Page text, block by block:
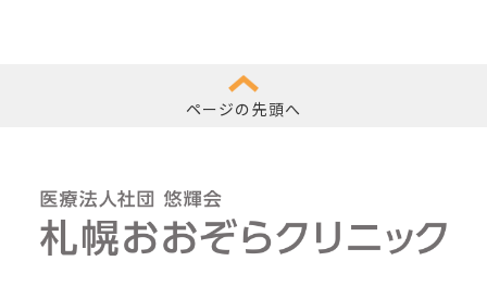
ページの先頭へ